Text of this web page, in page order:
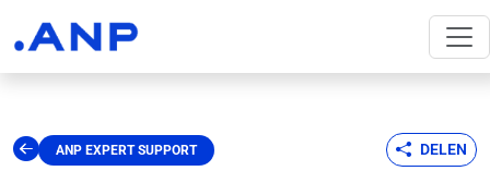
ANP EXPERT SUPPORT DELEN